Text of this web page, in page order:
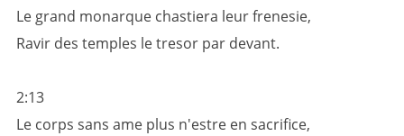
Le grand monarque chastiera leur frenesie,
Ravir des temples le tresor par devant.
2:13
Le corps sans ame plus n'estre en sacrifice,